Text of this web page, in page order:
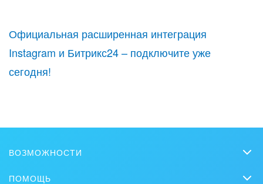
Официальная расширенная интеграция
Instagram и Битрикс24 – подключите уже
сегодня!
ВОЗМОЖНОСТИ
ПОМОЩЬ